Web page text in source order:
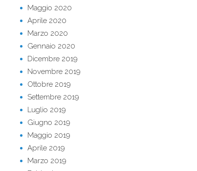
Maggio 2020
Aprile 2020
Marzo 2020
Gennaio 2020
Dicembre 2019
Novembre 2019
Ottobre 2019
Settembre 2019
Luglio 2019
Giugno 2019
Maggio 2019
Aprile 2019
Marzo 2019